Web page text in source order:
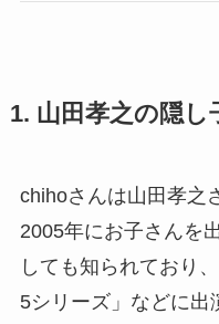
1. 山田孝之の隠
chihoさんは山田孝之
2005年にお子さんを
しても知られており
5シリーズ」などに出